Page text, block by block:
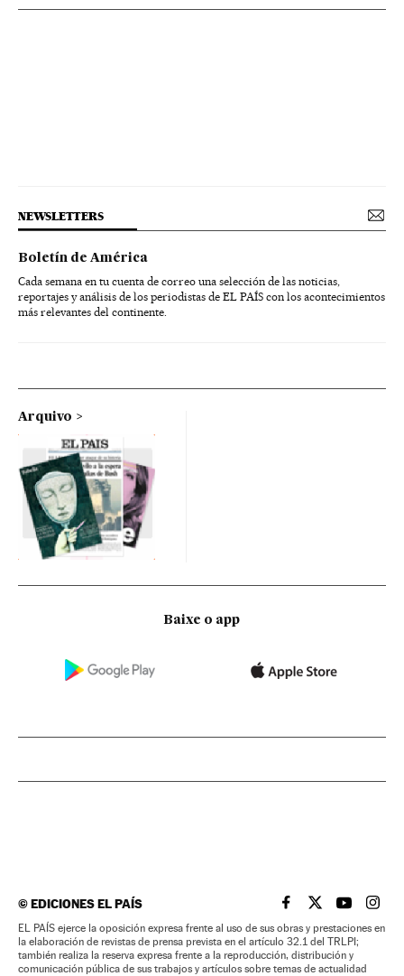
NEWSLETTERS
Boletín de América
Cada semana en tu cuenta de correo una selección de las noticias,
reportajes y análisis de los periodistas de EL PAÍS con los acontecimientos
más relevantes del continente.
Arquivo
Baixe o app
©EDICIONES EL PAÍS EL PAÍS BRASIL EN
EL PAÍSEL PAÍS
EL
EL PAÍS ejerce la oposición expresa frente al uso de sus obras y prestaciones en
la elaboración de revistas de prensa prevista en el artículo 32.1 del TRLPI;
también realiza la reserva expresa frente a la reproducción, distribución y
comunicación pública de sus trabajos y artículos sobre temas de actualidad